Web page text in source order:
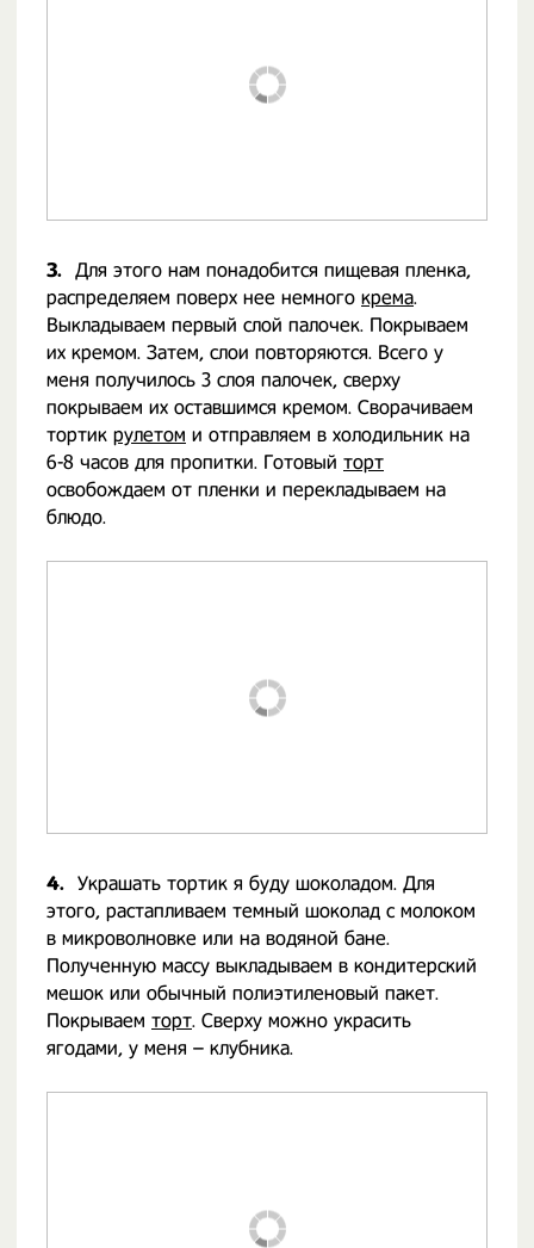
3. Для этого нам понадобится пищевая пленка,
распределяем поверх нее немного крема.
Выкладываем первый слой палочек. Покрываем
их кремом. Затем, слои повторяются. Всего у
меня получилось 3 слоя палочек, сверху
покрываем их оставшимся кремом. Сворачиваем
тортик рулетом и отправляем в холодильник на
6-8 часов для пропитки. Готовый торт
освобождаем от пленки и перекладываем на
блюдо.
4. Украшать тортик я буду шоколадом. Для
этого, растапливаем темный шоколад с молоком
в микроволновке или на водяной бане.
Полученную массу выкладываем в кондитерский
мешок или обычный полиэтиленовый пакет.
Покрываем торт. Сверху можно украсить
ягодами, у меня – клубника.